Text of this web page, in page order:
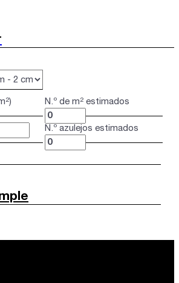
N.º de m² estimados
N.º azulejos estimados